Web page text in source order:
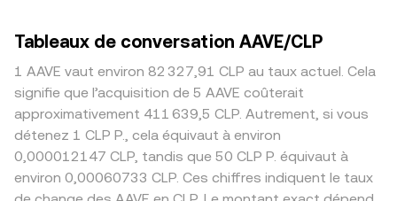
Tableaux de conversation AAVE/CLP
1 AAVE vaut environ 82 327,91 CLP au taux actuel. Cela
signifie que l’acquisition de 5 AAVE coûterait
approximativement 411 639,5 CLP. Autrement, si vous
détenez 1 CLP P., cela équivaut à environ
0,000012147 CLP, tandis que 50 CLP P. équivaut à
environ 0,00060733 CLP. Ces chiffres indiquent le taux